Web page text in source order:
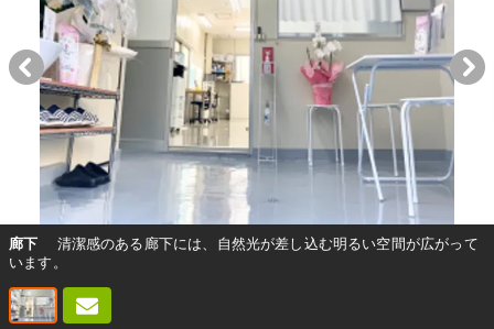
廊下
清潔感のある廊下には、自然光が差し込む明るい空間が広がって
います。